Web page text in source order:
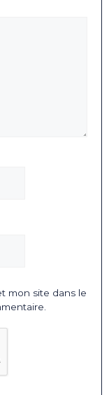
mon site dans le